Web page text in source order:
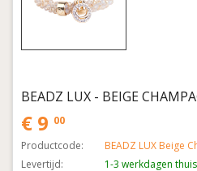
BEADZ LUX - BEIGE
€ 9 00
Productcode:
BEADZ LUX Beige
Levertijd:
1-3 werkdagen